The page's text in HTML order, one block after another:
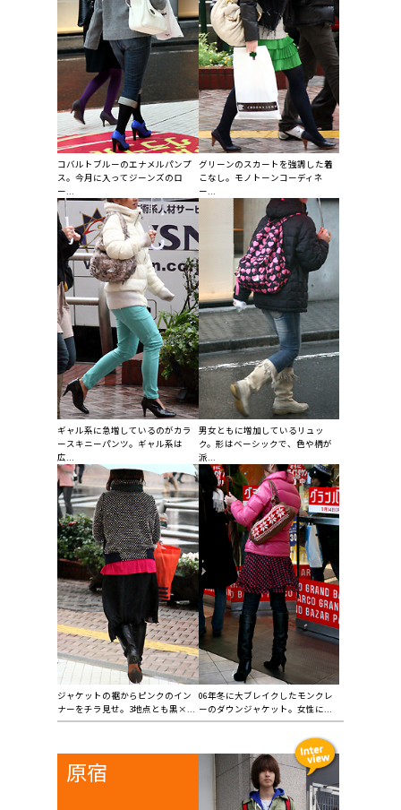
コバルトブルーのエナメルパンプ
ス。今月に入ってジーンズのロ
ー...
グリーンのスカートを強調した着
こなし。モノトーンコーディネ
ー...
ギャル系に急増しているのがカラ
ースキニーパンツ。ギャル系は
広...
男女ともに増加しているリュッ
ク。形はベーシックで、色や柄が
派...
ジャケットの裾からピンクのイン
ナーをチラ見せ。3地点とも黒×...
06年冬に大ブレイクしたモンクレ
ーのダウンジャケット。女性に...
原宿